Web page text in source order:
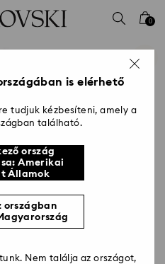
0
is elérhető
tudjuk kézbesíteni, amely a
található.
ország
Amerikai
Államok
országban
Nem találja az országot,